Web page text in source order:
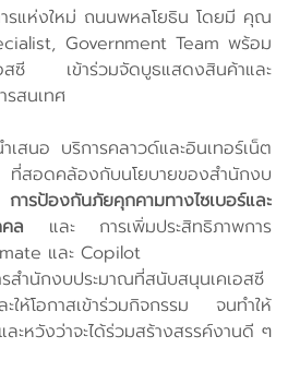
แห่งใหม่ ถนนพหลโยธิน โดยมี คุณ
Government Team พร้อม
สซี เข้าร่วมจัดบูธแสดงสินค้าและ
รสนเทศ
เสนอ บริการคลาวด์และอินเทอร์เน็ต
ดคล้องกับนโยบายของสำนักงบ
การป้องกันภัยคุกคามทางไซเบอร์และ
ล และ การเพิ่มประสิทธิภาพการ
และ Copilot
สำนักงบประมาณที่สนับสนุนเคเอสซี
ให้โอกาสเข้าร่วมกิจกรรม จนทำให้
ะหวังว่าจะได้ร่วมสร้างสรรค์งานดี ๆ